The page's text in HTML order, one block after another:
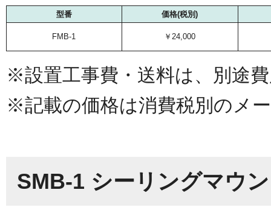
型番 価格(税別)
FMB-1 ￥24,000
※設置工事費・送料は、別途
※記載の価格は消費税別のメ
SMB-1 シーリングマウ